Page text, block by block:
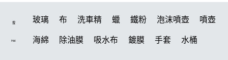
搜
Hot
玻璃 布 洗車精 蠟 鐵粉 泡沫噴壺 噴壺
海綿 除油膜 吸水布 鍍膜 手套 水桶